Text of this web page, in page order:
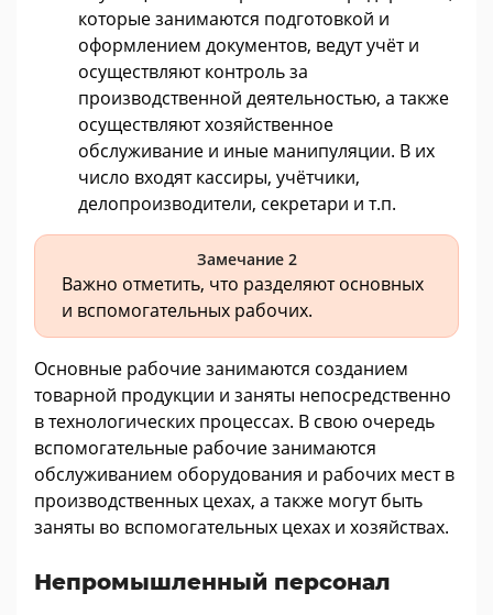
которые занимаются подготовкой и
оформлением документов, ведут учёт и
осуществляют контроль за
производственной деятельностью, а также
осуществляют хозяйственное
обслуживание и иные манипуляции. В их
число входят кассиры, учётчики,
делопроизводители, секретари и т.п.
Замечание 2
Важно отметить, что разделяют основных
и вспомогательных рабочих.
Основные рабочие занимаются созданием
товарной продукции и заняты непосредственно
в технологических процессах. В свою очередь
вспомогательные рабочие занимаются
обслуживанием оборудования и рабочих мест в
производственных цехах, а также могут быть
заняты во вспомогательных цехах и хозяйствах.
Непромышленный персонал